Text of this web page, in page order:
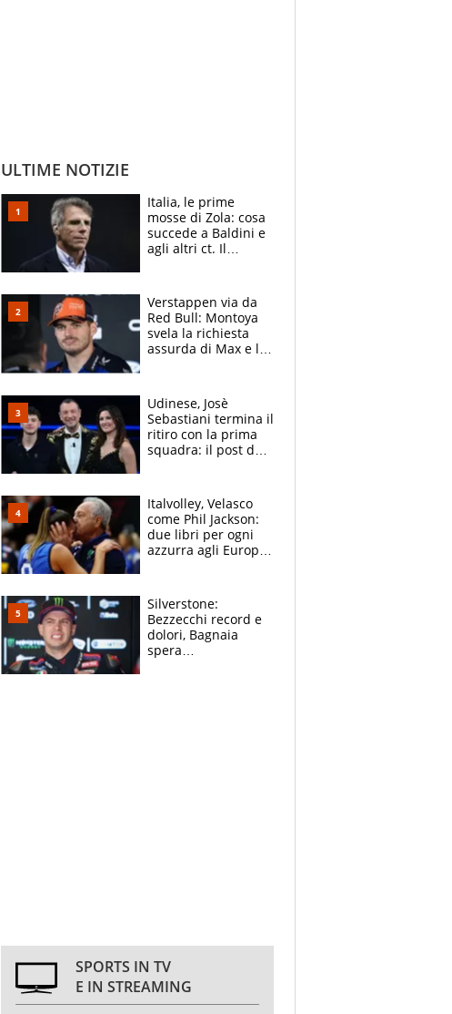
ULTIME NOTIZIE
Italia, le prime
mosse di Zola: cosa
succede a Baldini e
agli altri ct. Il
azzurri
Verstappen via da
Red Bull: Montoya
svela la richiesta
assurda di Max e lo
McLaren siano
meglio?”
Udinese, Josè
Sebastiani termina il
ritiro con la prima
squadra: il post del
sfondo
Italvolley, Velasco
come Phil Jackson:
due libri per ogni
azzurra agli Europei.
Silverstone:
Bezzecchi record e
dolori, Bagnaia
spera
SPORTS IN TV
E IN STREAMING